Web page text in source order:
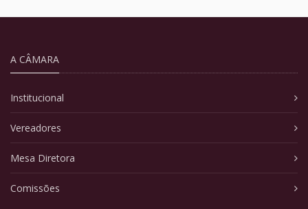
A CÂMARA
Institucional
Vereadores
Mesa Diretora
Comissões